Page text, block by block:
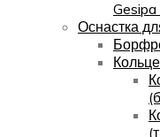
Gesipa
Оснастка